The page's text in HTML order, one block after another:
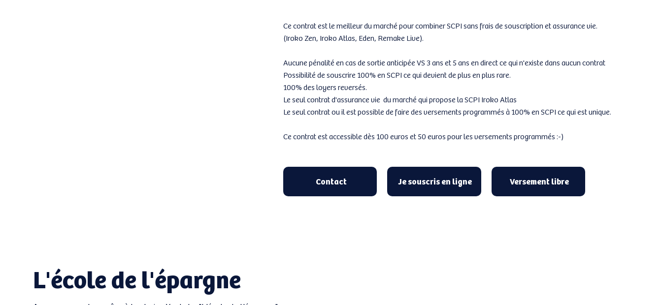
Ce contrat est le meilleur du marché pour combiner SCPI sans frais de souscription et assurance vie.
(Iroko Zen, Iroko Atlas, Eden, Remake Live).
Aucune pénalité en cas de sortie anticipée VS 3 ans et 5 ans en direct ce qui n'existe dans aucun contrat
Possibilité de souscrire 100% en SCPI ce qui devient de plus en plus rare.
100% des loyers reversés.
Le seul contrat d'assurance vie du marché qui propose la SCPI Iroko Atlas
Le seul contrat ou il est possible de faire des versements programmés à 100% en SCPI ce qui est unique.
Ce contrat est accessible dès 100 euros et 50 euros pour les versements programmés :-)
Contact Je souscris en ligne Versement libre
L'école de l'épargne